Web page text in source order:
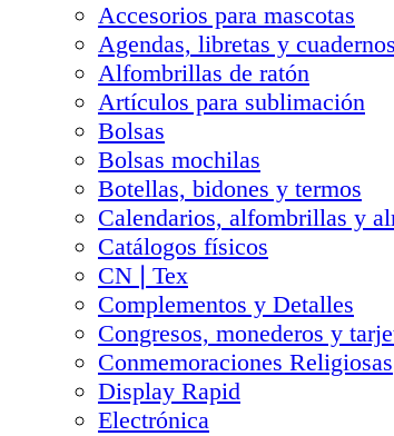
Accesorios para mascotas
Agendas, libretas y cuadernos
Alfombrillas de ratón
Artículos para sublimación
Bolsas
Bolsas mochilas
Botellas, bidones y termos
Calendarios, alfombrillas y
Catálogos físicos
CN❘Tex
Complementos y Detalles
Congresos, monederos y
Conmemoraciones Religiosas
Display Rapid
Electrónica